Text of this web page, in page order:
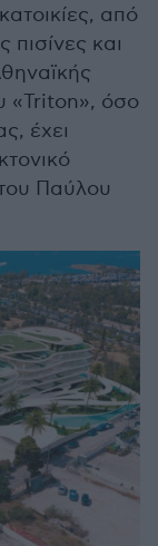
από
πισίνες και
«Triton», όσο
έχει
Παύλου